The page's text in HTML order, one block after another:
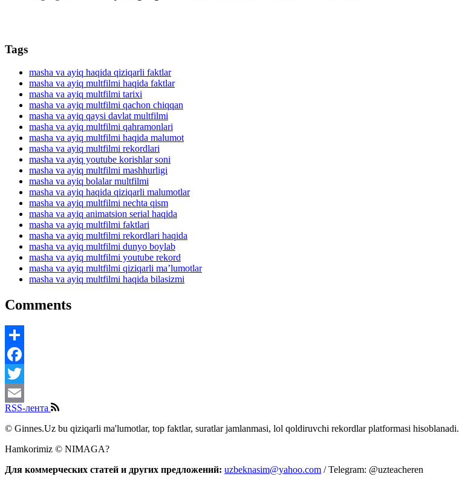
Tags
masha va ayiq haqida qiziqarli faktlar
masha va ayiq multfilmi haqida faktlar
masha va ayiq multfilmi tarixi
masha va ayiq multfilmi qachon chiqqan
masha va ayiq qaysi davlat multfilmi
masha va ayiq multfilmi qahramonlari
masha va ayiq multfilmi haqida malumot
masha va ayiq multfilmi rekordlari
masha va ayiq youtube korishlar soni
masha va ayiq multfilmi mashhurligi
masha va ayiq bolalar multfilmi
masha va ayiq haqida qiziqarli malumotlar
masha va ayiq multfilmi nechta qism
masha va ayiq animatsion serial haqida
masha va ayiq multfilmi faktlari
masha va ayiq multfilmi rekordlari haqida
masha va ayiq multfilmi dunyo boylab
masha va ayiq multfilmi youtube rekord
masha va ayiq multfilmi qiziqarli ma’lumotlar
masha va ayiq multfilmi haqida bilasizmi
Comments
Share
Facebook
Twitter
Email
RSS-лента
© Ginnes.Uz bu qiziqarli ma'lumotlar, top faktlar, suratlar jamlanmasi, lol qoldiruvchi rekordlar platformasi hisoblanadi.
Hamkorimiz © NIMAGA?
Для коммерческих статей и других предложений: uzbeknasim@yahoo.com / Telegram: @uzteacheren